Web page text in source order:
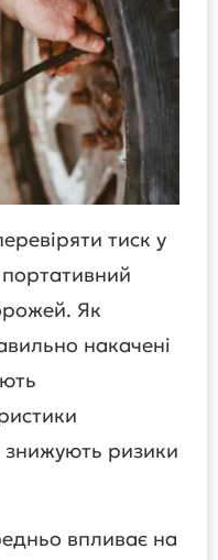
тиск у
Як
накачені
знижують ризики
впливає на